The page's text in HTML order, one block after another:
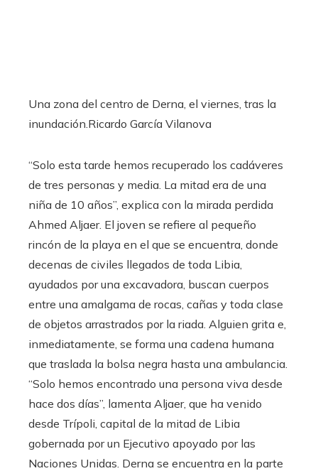
Una zona del centro de Derna, el viernes, tras la
inundación. Ricardo García Vilanova
“Solo esta tarde hemos recuperado los cadáveres
de tres personas y media. La mitad era de una
niña de 10 años”, explica con la mirada perdida
Ahmed Aljaer. El joven se refiere al pequeño
rincón de la playa en el que se encuentra, donde
decenas de civiles llegados de toda Libia,
ayudados por una excavadora, buscan cuerpos
entre una amalgama de rocas, cañas y toda clase
de objetos arrastrados por la riada. Alguien grita e,
inmediatamente, se forma una cadena humana
que traslada la bolsa negra hasta una ambulancia.
“Solo hemos encontrado una persona viva desde
hace dos días”, lamenta Aljaer, que ha venido
desde Trípoli, capital de la mitad de Libia
gobernada por un Ejecutivo apoyado por las
Naciones Unidas. Derna se encuentra en la parte